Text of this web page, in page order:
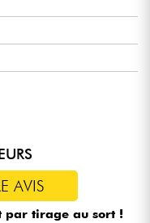
par 2x piles 9V)
Custom
Miller Diecasting Gear
AVIS
par tirage au sort !